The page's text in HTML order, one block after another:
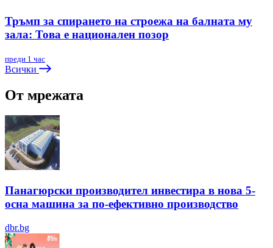
Тръмп за спирането на строежа на балната му
зала: Това е национален позор
преди 1 час
Всички
От мрежата
Панагюрски производител инвестира в нова 5-
осна машина за по-ефективно производство
dbr.bg